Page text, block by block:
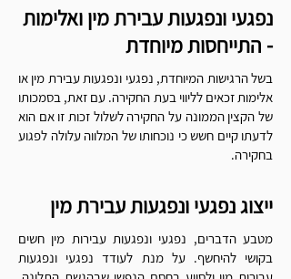
נפגעי ונפגעות עבירת מין ואלימות
- התייחסות מיוחדת
בשל הרגישות המיוחדת, נפגעי ונפגעות עבירת מין או
אלימות זכאים לליווי בעת החקירה. עם זאת, בסמכותו
של הקצין הממונה על החקירה לשלול זכות זו אם הוא
לדעתו קיים חששכי נוכחותו של המלווה עלולה לפגוע
בחקירה.
ייצוג נפגעי ונפגעות עבירת מין
מטבע הדברים, נפגעי ונפגעות עבירות מין חשים
בקושי להיחשף. על מנת לעודד נפגעי ונפגעות